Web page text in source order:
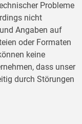
Probleme
nicht
Angaben auf
oder Formaten
keine
dass unser
durch Störungen